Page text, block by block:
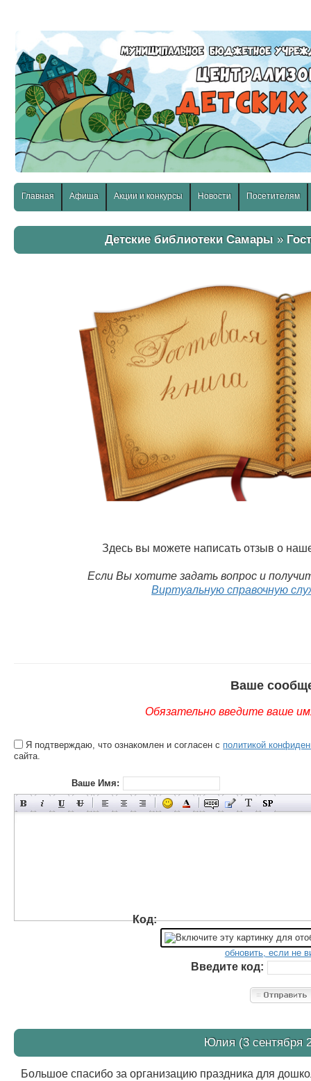
Главная Афиша Акции и конкурсы Новости Посетителям
Детские библиотеки Самары »
Здесь вы можете написать отзыв о
Если Вы хотите задать вопрос и
Виртуальную справочную
Ваше
Обязательно введите ваше
Я подтверждаю, что ознакомлен и согласен с политикой
сайта.
Ваше Имя:
Код:
обновить, если не
Введите код:
Юлия (3 сентября
Большое спасибо за организацию праздника для